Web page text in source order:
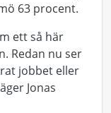
63 procent.
ett så här
Redan nu ser
jobbet eller
Jonas